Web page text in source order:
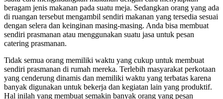
beragam jenis makanan pada suatu meja. Sedangkan orang yang ada
di ruangan tersebut mengambil sendiri makanan yang tersedia sesuai
dengan selera dan keinginan masing-masing. Anda bisa membuat
sendiri prasmanan atau menggunakan suatu jasa untuk pesan
catering prasmanan.
Tidak semua orang memiliki waktu yang cukup untuk membuat
sendiri prasmanan di rumah mereka. Terlebih masyarakat perkotaan
yang cenderung dinamis dan memiliki waktu yang terbatas karena
banyak digunakan untuk bekerja dan kegiatan lain yang produktif.
Hal inilah yang membuat semakin banyak orang yang pesan